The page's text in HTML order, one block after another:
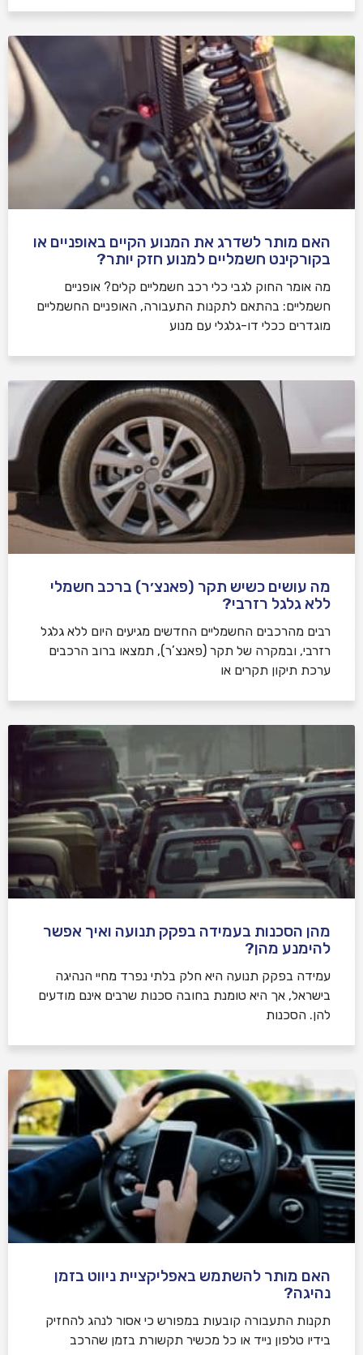
האם מותר לשדרג את המנוע הקיים באופניים או
בקורקינט חשמליים למנוע חזק יותר?
מה אומר החוק לגבי כלי רכב חשמליים קלים? אופניים
חשמליים: בהתאם לתקנות התעבורה, האופניים החשמליים
מוגדרים ככלי דו-גלגלי עם מנוע
מה עושים כשיש תקר (פאנצ׳ר) ברכב חשמלי
ללא גלגל רזרבי?
רבים מהרכבים החשמליים החדשים מגיעים היום ללא גלגל
רזרבי, ובמקרה של תקר (פאנצ’ר), תמצאו ברוב הרכבים
ערכת תיקון תקרים או
מהן הסכנות בעמידה בפקק תנועה ואיך אפשר
להימנע מהן?
עמידה בפקק תנועה היא חלק בלתי נפרד מחיי הנהיגה
בישראל, אך היא טומנת בחובה סכנות שרבים אינם מודעים
להן. הסכנות
האם מותר להשתמש באפליקציית ניווט בזמן
נהיגה?
תקנות התעבורה קובעות במפורש כי אסור לנהג להחזיק
בידיו טלפון נייד או כל מכשיר תקשורת בזמן שהרכב